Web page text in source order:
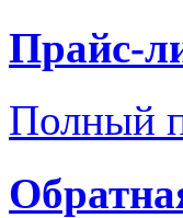
Прайс-
Полный